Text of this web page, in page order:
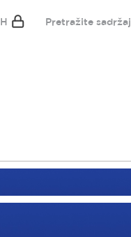
Pretražite sadržaj